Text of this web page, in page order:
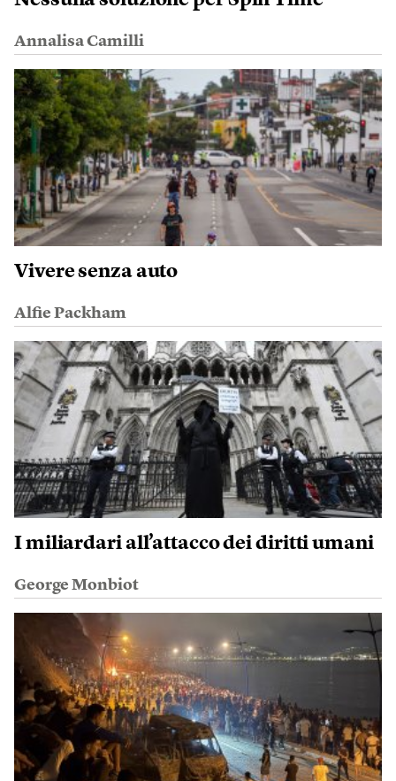
Annalisa Camilli
Vivere senza auto
Alfie Packham
I miliardari all’attacco dei diritti umani
George Monbiot